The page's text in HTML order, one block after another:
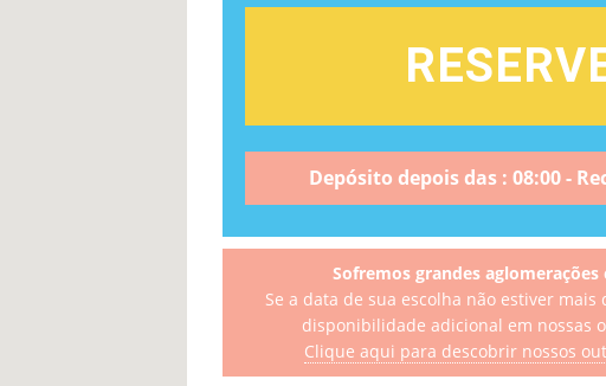
Depósito depois das : 08:00 -
Sofremos grandes
Se a data de sua escolha não estiver
disponibilidade adicional em nossas
Clique aqui para descobrir nossos